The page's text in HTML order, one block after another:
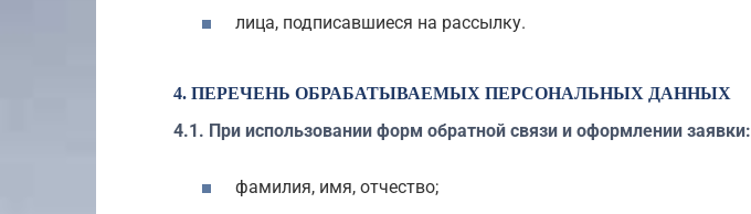
лица, подписавшиеся на рассылку.
4. ПЕРЕЧЕНЬ ОБРАБАТЫВАЕМЫХ ПЕРСОНАЛЬНЫХ ДАННЫХ
4.1. При использовании форм обратной связи и оформлении заявки:
фамилия, имя, отчество;